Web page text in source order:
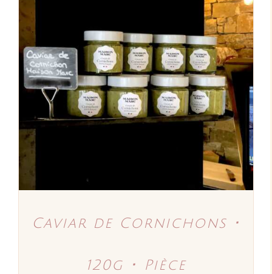
AJOUTER AU PANIER
/
DÉTAILS
Caviar de Cornichons ･
120g ･ Pièce